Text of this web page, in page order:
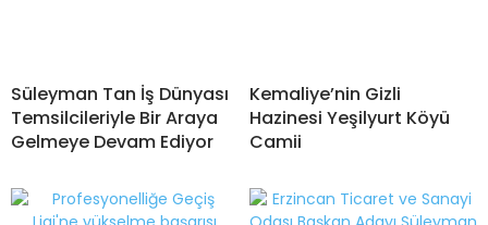
Süleyman Tan İş Dünyası
Temsilcileriyle Bir Araya
Gelmeye Devam Ediyor
Kemaliye’nin Gizli
Hazinesi Yeşilyurt Köyü
Camii